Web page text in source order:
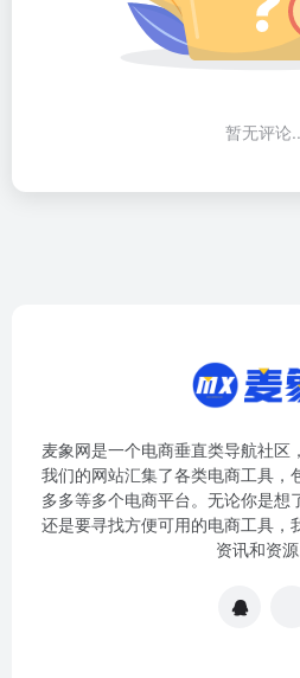
暂无评论
麦象网是一个电商垂直类导航社区
我们的网站汇集了各类电商工具，
多多等多个电商平台。无论你是想
还是要寻找方便可用的电商工具，
资讯和资源